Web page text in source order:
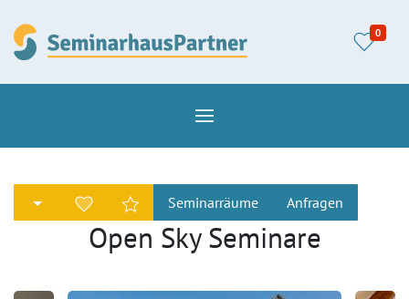
0
Seminarräume Anfragen
Open Sky Seminare
Seminarhaus